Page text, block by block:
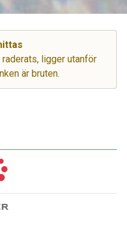
ligger utanför
är bruten.